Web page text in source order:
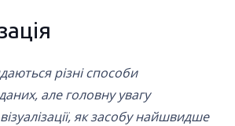
різні способи
але головну увагу
як засобу найшвидше